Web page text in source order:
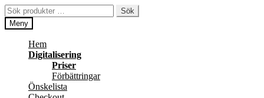
Hoppa
till
navigering
Hoppa
till
innehåll
Sök
efter:
Sök
Meny
Hem
Digitalisering
Priser
Förbättringar
Önskelista